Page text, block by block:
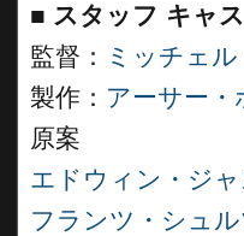
■ スタッフ キャ
監督： ミッチェ
製作： アーサー・
原案
エドウィン・ジ
フランツ・シュル